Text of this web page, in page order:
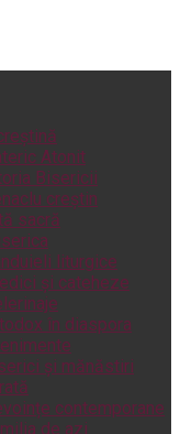
Atonit
Bisericii
creștin
sacră
liturgice
și cateheze
în diaspora
și mănăstiri
contemporane
de azi